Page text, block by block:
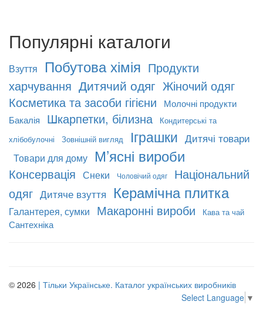
Популярні каталоги
Взуття Побутова хімія Продукти
харчування Дитячий одяг Жіночий одяг
Косметика та засоби гігієни
Молочні продукти
Бакалія
Шкарпетки, білизна
Кондитерські та
хлібобулочні
Зовнішній вигляд Іграшки Дитячі товари
Товари для дому М’ясні вироби
Консервація Снеки Чоловічий одяг
Національний
одяг Дитяче взуття Керамічна плитка
Галантерея, сумки Макаронні вироби Кава та чай
Сантехніка
© 2026 | Тільки Українське. Каталог українських виробників
Select Language ▼